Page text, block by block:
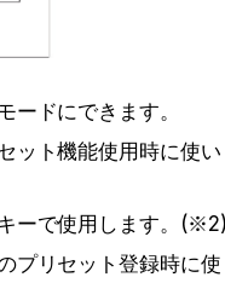
ードにできます。
ット機能使用時に使い
ーで使用します。
(※2
プリセット登録時に使